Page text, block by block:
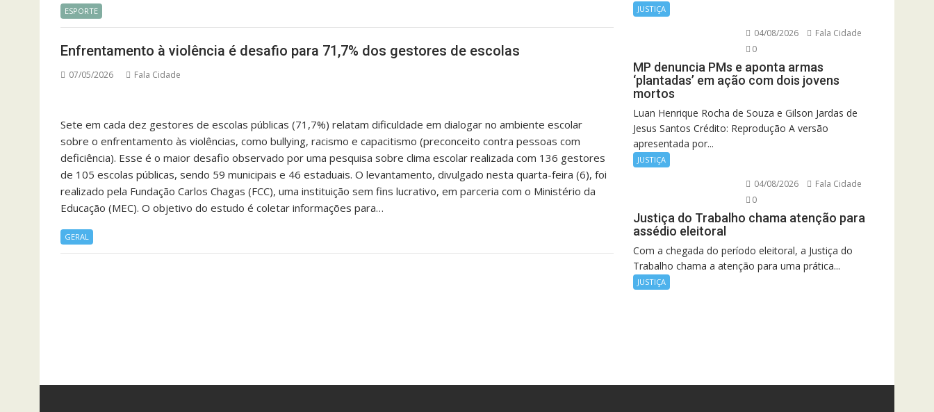
ESPORTE
Enfrentamento à violência é desafio para 71,7% dos gestores de escolas
07/05/2026 Fala Cidade
Sete em cada dez gestores de escolas públicas (71,7%) relatam dificuldade em dialogar no ambiente escolar
sobre o enfrentamento às violências, como bullying, racismo e capacitismo (preconceito contra pessoas com
deficiência). Esse é o maior desafio observado por uma pesquisa sobre clima escolar realizada com 136 gestores
de 105 escolas públicas, sendo 59 municipais e 46 estaduais. O levantamento, divulgado nesta quarta-feira (6), foi
realizado pela Fundação Carlos Chagas (FCC), uma instituição sem fins lucrativo, em parceria com o Ministério da
Educação (MEC). O objetivo do estudo é coletar informações para…
GERAL
JUSTIÇA
04/08/2026
Fala Cidade
0
MP denuncia PMs e aponta armas
‘plantadas’ em ação com dois jovens
mortos
Luan Henrique Rocha de Souza e Gilson Jardas de
Jesus Santos Crédito: Reprodução A versão
apresentada por...
JUSTIÇA
04/08/2026
Fala Cidade
0
Justiça do Trabalho chama atenção para
assédio eleitoral
Com a chegada do período eleitoral, a Justiça do
Trabalho chama a atenção para uma prática...
JUSTIÇA